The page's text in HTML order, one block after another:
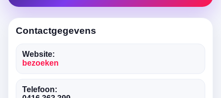
Contactgegevens
Website:
bezoeken
Telefoon: